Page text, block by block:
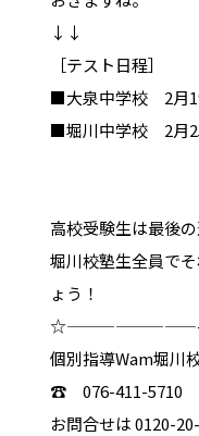
↓↓
［テスト日程］
■大泉中学校 2月
■堀川中学校 2月
高校受験生は最後の
堀川校塾生全員で
ょう！
個別指導Wam堀
☎ 076-411-5710
お問合せは 0120-